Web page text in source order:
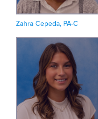
Zahra Cepeda, PA-C